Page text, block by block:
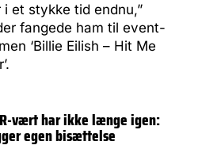
et stykke tid endnu,”
fangede ham til event-
‘Billie Eilish – Hit Me
vært har ikke længe igen:
egen bisættelse